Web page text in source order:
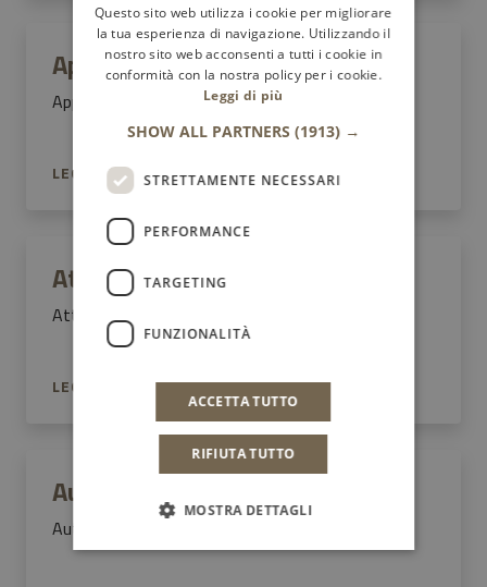
Appalti pubblici
Appalti pubblici
LEGGI DI PIÙ
Attività produttive e commercio
Attività produttive e commercio
LEGGI DI PIÙ
Autorizzazioni
Autorizzazioni
Questo sito web utilizza i cookie per migliorare
la tua esperienza di navigazione. Utilizzando il
nostro sito web acconsenti a tutti i cookie in
conformità con la nostra policy per i cookie.
Leggi di più
SHOW ALL PARTNERS (1913) →
STRETTAMENTE NECESSARI
PERFORMANCE
TARGETING
FUNZIONALITÀ
ACCETTA TUTTO
RIFIUTA TUTTO
MOSTRA DETTAGLI